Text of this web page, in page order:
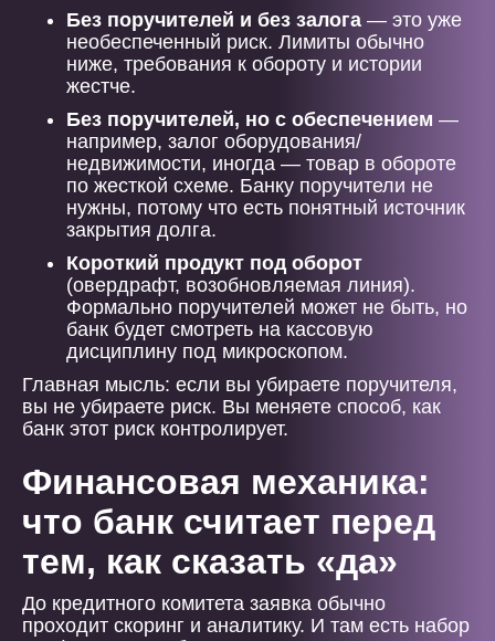
Без поручителей и без залога — это уже
необеспеченный риск. Лимиты обычно
ниже, требования к обороту и истории
жестче.
Без поручителей, но с обеспечением —
например, залог оборудования/
недвижимости, иногда — товар в обороте
по жесткой схеме. Банку поручители не
нужны, потому что есть понятный источник
закрытия долга.
Короткий продукт под оборот
(овердрафт, возобновляемая линия).
Формально поручителей может не быть, но
банк будет смотреть на кассовую
дисциплину под микроскопом.
Главная мысль: если вы убираете поручителя,
вы не убираете риск. Вы меняете способ, как
банк этот риск контролирует.
Финансовая механика:
что банк считает перед
тем, как сказать «да»
До кредитного комитета заявка обычно
проходит скоринг и аналитику. И там есть набор